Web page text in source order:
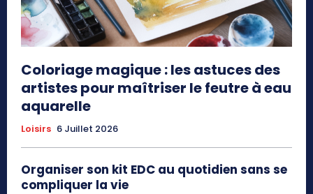
Coloriage magique : les astuces des
artistes pour maîtriser le feutre à eau
aquarelle
Loisirs 6 Juillet 2026
Organiser son kit EDC au quotidien sans se
compliquer la vie